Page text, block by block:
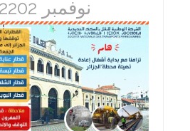
نوفمبر 2202